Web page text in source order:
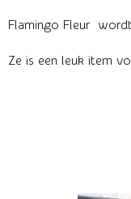
Flamingo Fleur
Ze is een leuk item